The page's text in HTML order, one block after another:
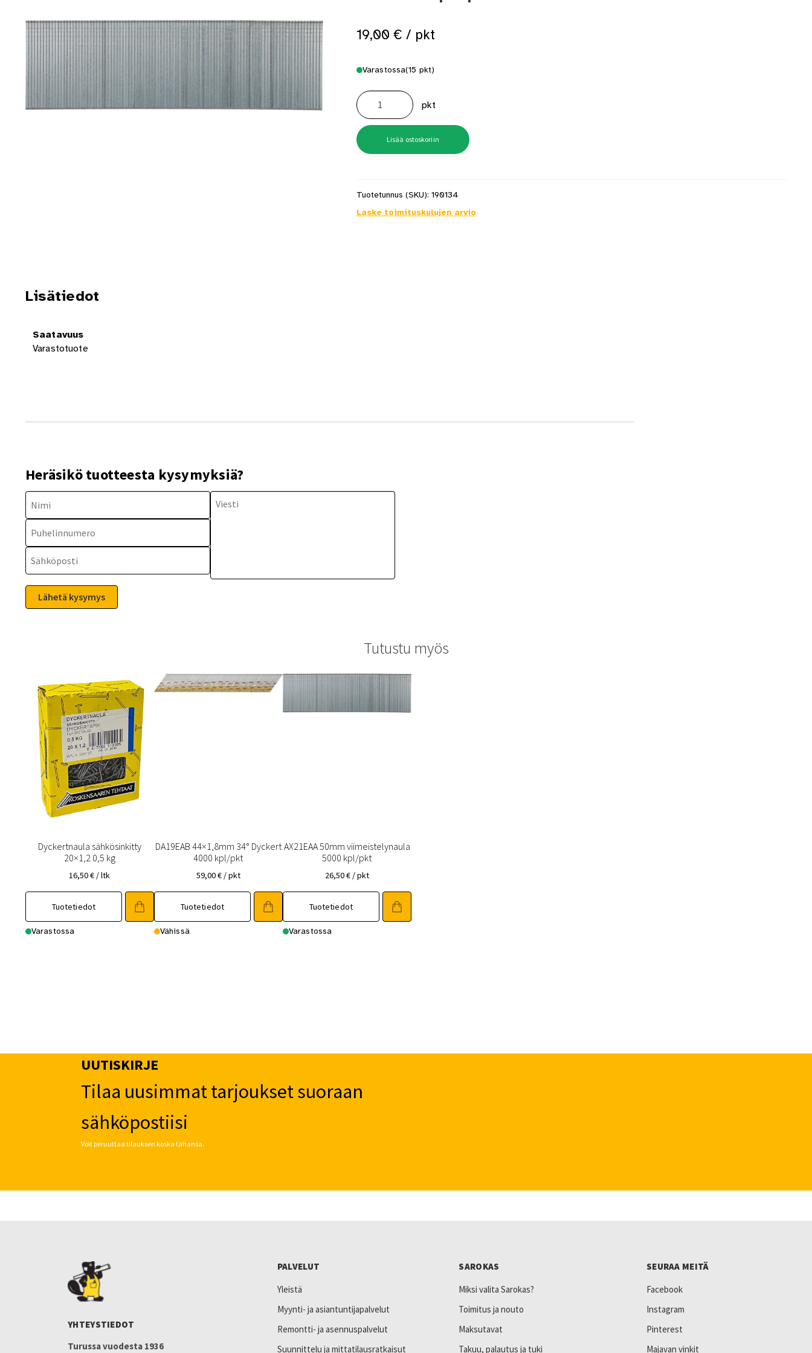
Usein kysytyt kysymykset (FAQ)
19,00 € / pkt
Varastossa(15 pkt)
AX17EAAP
38mm
viimeistelynaula
5000
kpl/pkt
määrä
pkt
Lisää ostoskoriin
Tuotetunnus (SKU): 190134
Laske toimituskulujen arvio
Lisätiedot
Saatavuus
Varastotuote
Heräsikö tuotteesta kysymyksiä?
Tutustu myös
Dyckertnaula sähkösinkitty
20×1,2 0,5 kg
16,50€ / ltk
Tuotetiedot
Varastossa
DA19EAB 44×1,8mm 34° Dyckert
4000 kpl/pkt
59,00€ / pkt
Tuotetiedot
Vähissä
AX21EAA 50mm viimeistelynaula
5000 kpl/pkt
26,50€ / pkt
Tuotetiedot
Varastossa
UUTISKIRJE
Tilaa uusimmat tarjoukset suoraan
sähköpostiisi
Voit peruuttaa tilauksen koska tahansa.
YHTEYSTIEDOT
Turussa vuodesta 1936
PALVELUT
Yleistä
Myynti- ja asiantuntijapalvelut
Remontti- ja asennuspalvelut
Suunnittelu ja mittatilausratkaisut
SAROKAS
Miksi valita Sarokas?
Toimitus ja nouto
Maksutavat
Takuu, palautus ja tuki
SEURAA MEITÄ
Facebook
Instagram
Pinterest
Majavan vinkit